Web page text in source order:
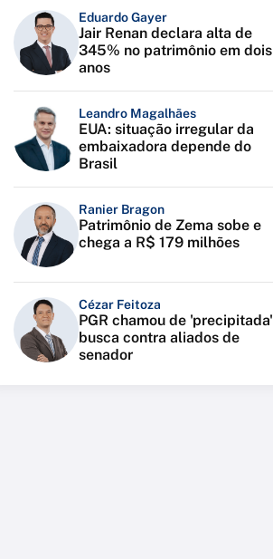
Eduardo Gayer
Jair Renan declara alta de
345% no patrimônio em dois
anos
Leandro Magalhães
EUA: situação irregular da
embaixadora depende do
Brasil
Ranier Bragon
Patrimônio de Zema sobe e
chega a R$ 179 milhões
Cézar Feitoza
PGR chamou de 'precipitada'
busca contra aliados de
senador